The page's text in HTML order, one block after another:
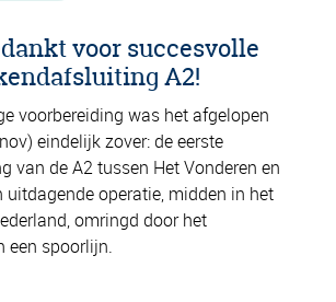
voor succesvolle
A2!
voorbereiding was het afgelopen
eindelijk zover: de eerste
van de A2 tussen Het Vonderen en
uitdagende operatie, midden in het
omringd door het
een spoorlijn.